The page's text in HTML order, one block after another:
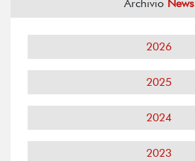
Archivio News
2026
2025
2024
2023